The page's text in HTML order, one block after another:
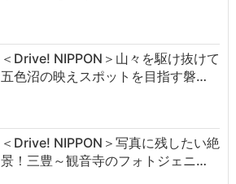
＜Drive! NIPPON＞山々を駆け抜けて
五色沼の映えスポットを目指す磐…
＜Drive! NIPPON＞写真に残したい絶
景！三豊～観音寺のフォトジェニ…